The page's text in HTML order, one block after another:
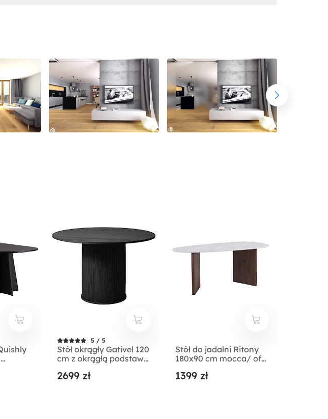
5 / 5
Stół okrągły Gativel 120
cm z okrągłą podstawą
2699 zł
Stół do jadalni Ritony
180x90 cm mocca/ off
1399 zł